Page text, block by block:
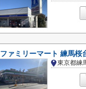
ファミリーマート 練馬桜
東京都練